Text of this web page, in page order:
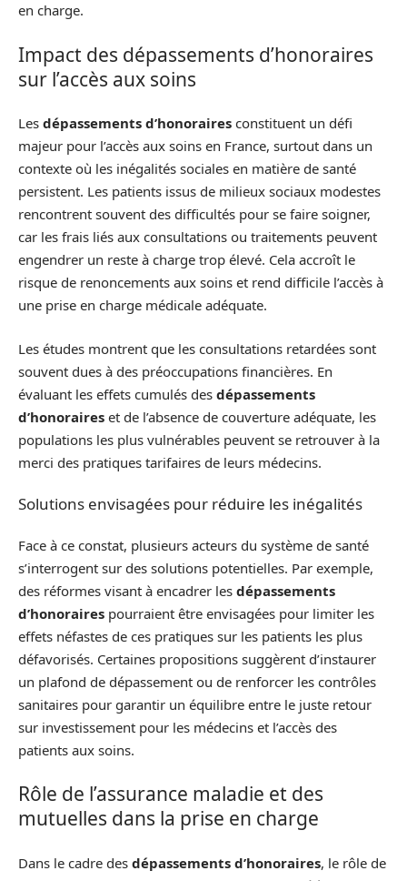
en charge.
Impact des dépassements d’honoraires
sur l’accès aux soins
Les dépassements d’honoraires constituent un défi
majeur pour l’accès aux soins en France, surtout dans un
contexte où les inégalités sociales en matière de santé
persistent. Les patients issus de milieux sociaux modestes
rencontrent souvent des difficultés pour se faire soigner,
car les frais liés aux consultations ou traitements peuvent
engendrer un reste à charge trop élevé. Cela accroît le
risque de renoncements aux soins et rend difficile l’accès à
une prise en charge médicale adéquate.
Les études montrent que les consultations retardées sont
souvent dues à des préoccupations financières. En
évaluant les effets cumulés des dépassements
d’honoraires et de l’absence de couverture adéquate, les
populations les plus vulnérables peuvent se retrouver à la
merci des pratiques tarifaires de leurs médecins.
Solutions envisagées pour réduire les inégalités
Face à ce constat, plusieurs acteurs du système de santé
s’interrogent sur des solutions potentielles. Par exemple,
des réformes visant à encadrer les dépassements
d’honoraires pourraient être envisagées pour limiter les
effets néfastes de ces pratiques sur les patients les plus
défavorisés. Certaines propositions suggèrent d’instaurer
un plafond de dépassement ou de renforcer les contrôles
sanitaires pour garantir un équilibre entre le juste retour
sur investissement pour les médecins et l’accès des
patients aux soins.
Rôle de l’assurance maladie et des
mutuelles dans la prise en charge
Dans le cadre des dépassements d’honoraires, le rôle de